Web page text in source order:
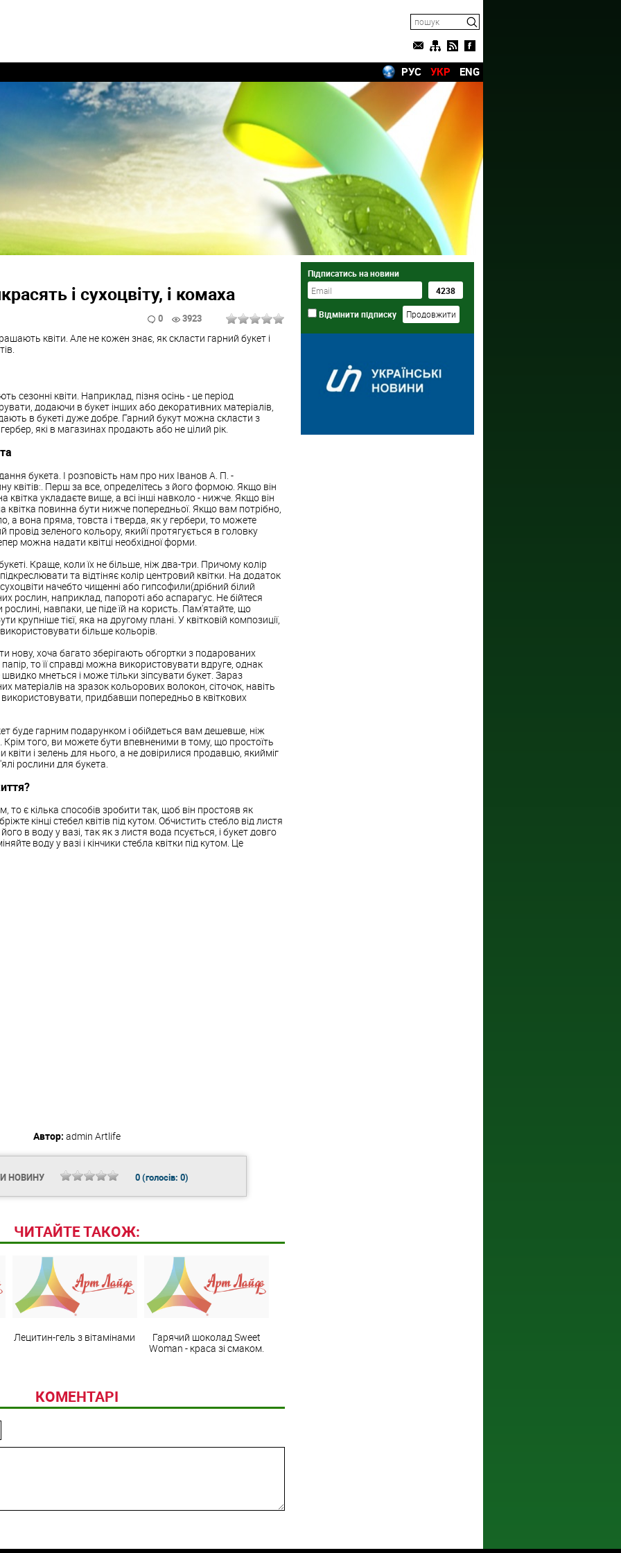
РУС УКР ENG
і сухоцвіту, і комаха
0 3923
квіти. Але не кожен знає, як скласти гарний букет і
сезонні квіти. Наприклад, пізня осінь - це період
додаючи в букет інших або декоративних матеріалів,
в букеті дуже добре. Гарний букут можна скласти з
які в магазинах продають або не цілий рік.
букета. І розповість нам про них Іванов А. П. -
квітів:. Перш за все, определітесь з його формою. Якщо він
квітка укладаєте вище, а всі інші навколо - нижче. Якщо він
квітка повинна бути нижче попередньої. Якщо вам потрібно,
а вона пряма, товста і тверда, як у гербери, то можете
провід зеленого кольору, якийї протягується в головку
можна надати квітці необхідної форми.
Краще, коли їх не більше, ніж два-три. Причому колір
та відтіняє колір центровий квітки. На додаток
начебто чищенні або гипсофили(дрібний білий
рослин, наприклад, папороті або аспарагус. Не бійтеся
навпаки, це піде їй на користь. Пам'ятайте, що
крупніше тієї, яка на другому плані. У квітковій композиції,
більше кольорів.
нову, хоча багато зберігають обгортки з подарованих
то її справді можна використовувати вдруге, однак
мнеться і може тільки зіпсувати букет. Зараз
матеріалів на зразок кольорових волокон, сіточок, навіть
придбавши попередньо в квіткових
буде гарним подарунком і обійдеться вам дешевше, ніж
Крім того, ви можете бути впевненими в тому, що простоїть
квіти і зелень для нього, а не довірилися продавцю, якийміг
рослини для букета.
є кілька способів зробити так, щоб він простояв як
кінці стебел квітів під кутом. Обчистить стебло від листя
в воду у вазі, так як з листя вода псується, і букет довго
воду у вазі і кінчики стебла квітки під кутом. Це
Автор: admin Artlife
НОВИНУ 0(голосів: 0)
ЧИТАЙТЕ ТАКОЖ:
Лецитин-гель з вітамінами
Гарячий шоколад Sweet
Woman - краса зі смаком.
КОМЕНТАРІ
Підписатись на новини
Відмінити підписку